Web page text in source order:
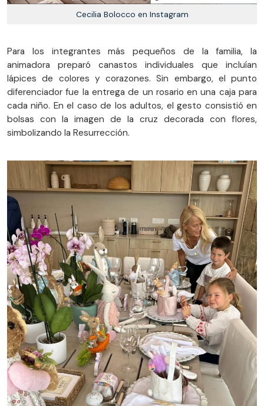
Cecilia Bolocco en Instagram
Para los integrantes más pequeños de la familia, la
animadora preparó canastos individuales que incluían
lápices de colores y corazones. Sin embargo, el punto
diferenciador fue la entrega de un rosario en una caja para
cada niño. En el caso de los adultos, el gesto consistió en
bolsas con la imagen de la cruz decorada con flores,
simbolizando la Resurrección.